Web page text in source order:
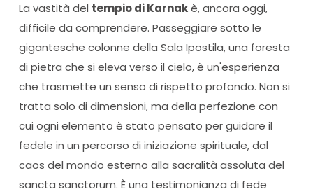
La vastità del tempio di Karnakè, ancora oggi,
difficile da comprendere. Passeggiare sotto le
gigantesche colonne della Sala Ipostila, una foresta
di pietra che si eleva verso il cielo, è un'esperienza
che trasmette un senso di rispetto profondo. Non si
tratta solo di dimensioni, ma della perfezione con
cui ogni elemento è stato pensato per guidare il
fedele in un percorso di iniziazione spirituale, dal
caos del mondo esterno alla sacralità assoluta del
sancta sanctorum. È una testimonianza di fede